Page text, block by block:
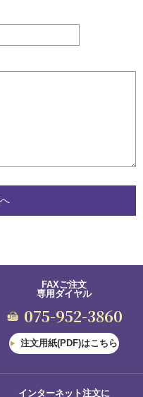
FAXご注文
専用ダイヤル
075-952-3860
注文用紙(PDF)はこちら
インターネット注文に